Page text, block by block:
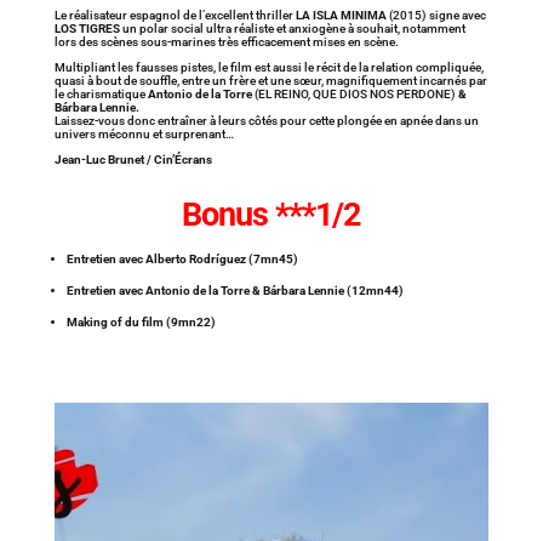
Le réalisateur espagnol de l’excellent thrillerLA ISLA MINIMA(2015) signe avec
LOS TIGRESun polar social ultra réaliste et anxiogène à souhait, notamment
lors des scènes sous-marines très efficacement mises en scène.
Multipliant les fausses pistes, le film est aussi le récit de la relation compliquée,
quasi à bout de souffle, entre un frère et une sœur, magnifiquement incarnés par
le charismatiqueAntonio de la Torre(EL REINO, QUE DIOS NOS PERDONE) &
Bárbara Lennie.
Laissez-vous donc entraîner à leurs côtés pour cette plongée en apnée dans un
univers méconnu et surprenant…
Jean-Luc Brunet / Cin’Écrans
Bonus ***1/2
Entretien avec Alberto Rodríguez (7mn45)
Entretien avec Antonio de la Torre & Bárbara Lennie (12mn44)
Making of du film (9mn22)